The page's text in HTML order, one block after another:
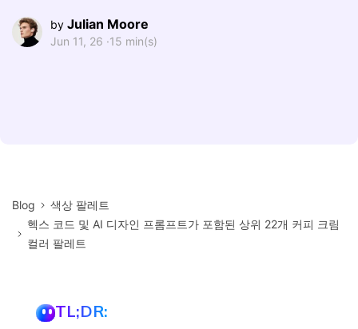
by Julian Moore
Jun 11, 26 ·15 min(s)
Blog
색상 팔레트
헥스 코드 및 AI 디자인 프롬프트가 포함된 상위 22개 커피 크림
컬러 팔레트
TL;DR: